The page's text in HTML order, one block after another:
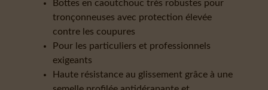
Bottes en caoutchouc très robustes pour
tronçonneuses avec protection élevée
contre les coupures
Pour les particuliers et professionnels
exigeants
Haute résistance au glissement grâce à une